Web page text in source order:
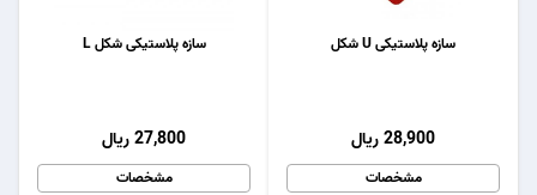
سازه پلاستیکی شکل L
27,800 ریال
مشخصات
سازه پلاستیکی U شکل
28,900 ریال
مشخصات